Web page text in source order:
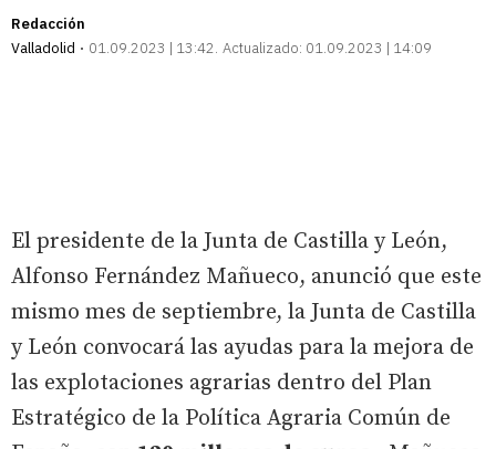
Redacción
Valladolid
01.09.2023 | 13:42 Actualizado: 01.09.2023 | 14:09
El presidente de la Junta de Castilla y León,
Alfonso Fernández Mañueco, anunció que este
mismo mes de septiembre, la Junta de Castilla
y León convocará las ayudas para la mejora de
las explotaciones agrarias dentro del Plan
Estratégico de la Política Agraria Común de